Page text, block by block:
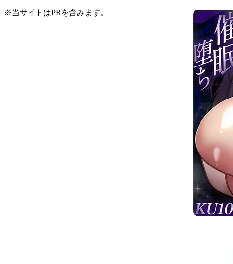
※当サイトはPRを含みます。